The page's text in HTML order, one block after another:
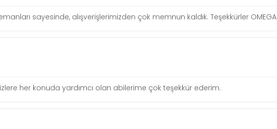
sayesinde, alışverişlerimizden çok memnun kaldık. Teşekkürler OMEGA
her konuda yardımcı olan abilerime çok teşekkür ederim.